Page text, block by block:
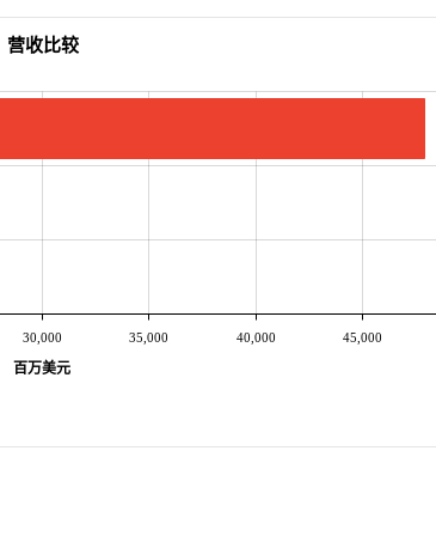
30,000 35,000 40,000 45,000
百万美元
营收比较